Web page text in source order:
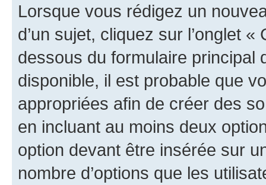
Lorsque vous rédigez un
d’un sujet, cliquez sur l’onglet
dessous du formulaire principal
disponible, il est probable que
appropriées afin de créer des
en incluant au moins deux
option devant être insérée sur
nombre d’options que les